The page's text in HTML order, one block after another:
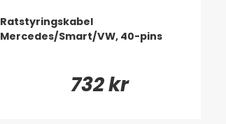
Ratstyringskabel
Mercedes/Smart/VW, 40-pins
732 kr